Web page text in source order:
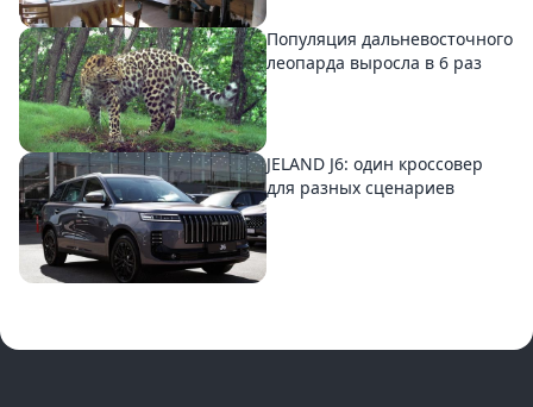
Популяция дальневосточного
леопарда выросла в 6 раз
JELAND J6: один кроссовер
для разных сценариев